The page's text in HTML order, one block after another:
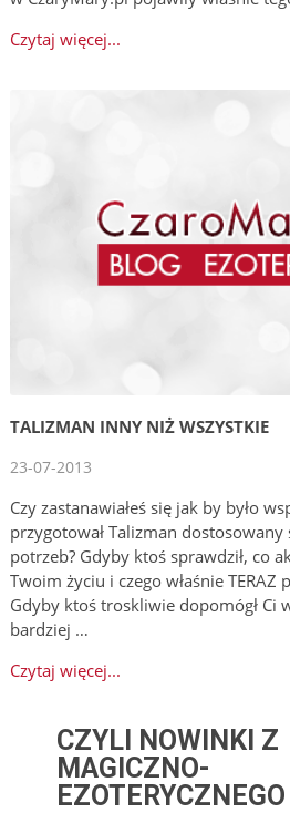
Czytaj więcej...
TALIZMAN INNY NIŻ WSZYSTKIE
23-07-2013
Czy zastanawiałeś się jak by było
przygotował Talizman
potrzeb? Gdyby ktoś sprawdził, co
Twoim życiu i czego właśnie TERAZ
Gdyby ktoś troskliwie dopomógł Ci
bardziej …
Czytaj więcej...
CZYLI NOWINKI Z
MAGICZNO-